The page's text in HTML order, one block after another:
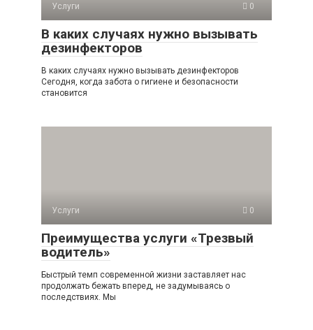
Услуги 0
В каких случаях нужно вызывать
дезинфекторов
В каких случаях нужно вызывать дезинфекторов
Сегодня, когда забота о гигиене и безопасности
становится
Услуги 0
Преимущества услуги «Трезвый
водитель»
Быстрый темп современной жизни заставляет нас
продолжать бежать вперед, не задумываясь о
последствиях. Мы